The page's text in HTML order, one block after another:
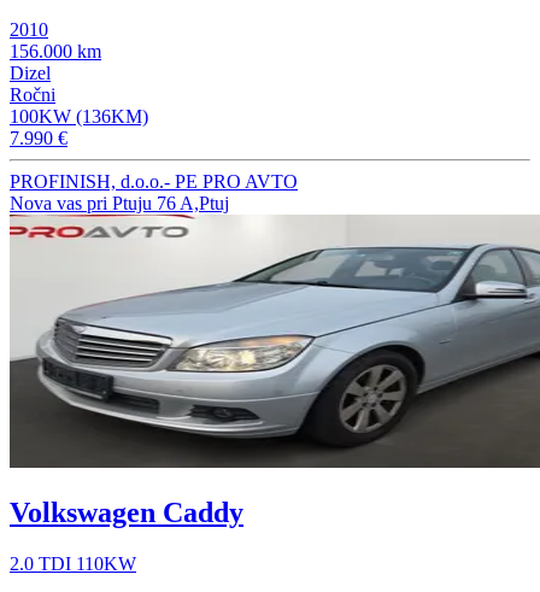
2010
156.000 km
Dizel
Ročni
100KW (136KM)
7.990 €
PROFINISH, d.o.o.- PE PRO AVTO
Nova vas pri Ptuju 76 A,Ptuj
Volkswagen Caddy
2.0 TDI 110KW